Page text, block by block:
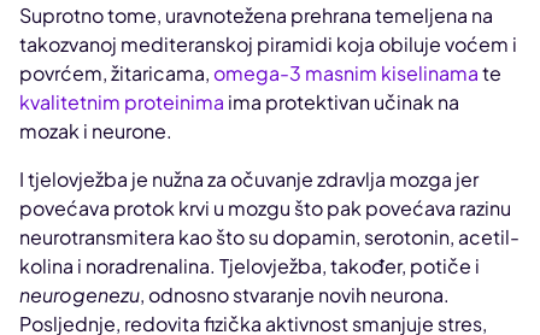
Suprotno tome, uravnotežena prehrana temeljena na
takozvanoj mediteranskoj piramidi koja obiluje voćem i
povrćem, žitaricama, omega-3 masnim kiselinamate
kvalitetnim proteinima ima protektivan učinak na
mozak i neurone.
I tjelovježba je nužna za očuvanje zdravlja mozga jer
povećava protok krvi u mozgu što pak povećava razinu
neurotransmitera kao što su dopamin, serotonin, acetil-
kolina i noradrenalina. Tjelovježba, također, potiče i
neurogenezu, odnosno stvaranje novih neurona.
Posljednje, redovita fizička aktivnost smanjuje stres,